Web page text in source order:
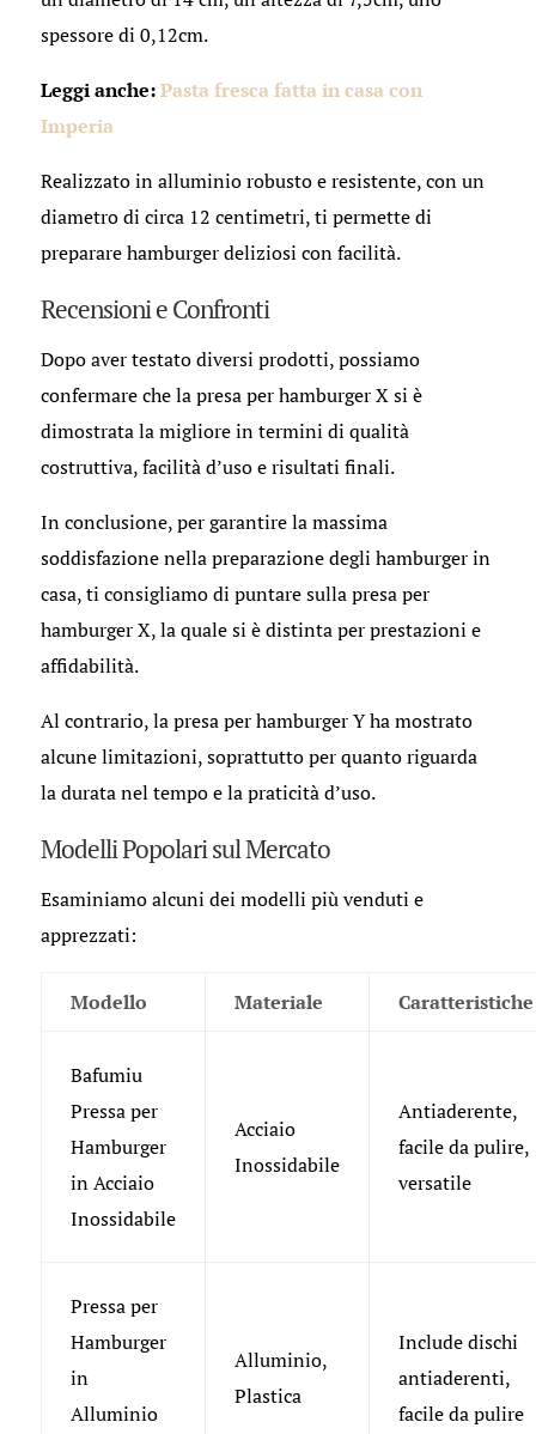
spessore di 0,12cm.
Leggi anche:Pasta fresca fatta in casa con
Imperia
Realizzato in alluminio robusto e resistente, con un
diametro di circa 12 centimetri, ti permette di
preparare hamburger deliziosi con facilità.
Recensioni e Confronti
Dopo aver testato diversi prodotti, possiamo
confermare che la presa per hamburger X si è
dimostrata la migliore in termini di qualità
costruttiva, facilità d’uso e risultati finali.
In conclusione, per garantire la massima
soddisfazione nella preparazione degli hamburger in
casa, ti consigliamo di puntare sulla presa per
hamburger X, la quale si è distinta per prestazioni e
affidabilità.
Al contrario, la presa per hamburger Y ha mostrato
alcune limitazioni, soprattutto per quanto riguarda
la durata nel tempo e la praticità d’uso.
Modelli Popolari sul Mercato
Esaminiamo alcuni dei modelli più venduti e
apprezzati:
Modello Materiale Caratteristiche
Bafumiu
Pressa per
Hamburger
in Acciaio
Inossidabile
Acciaio
Inossidabile
Antiaderente,
facile da pulire,
versatile
Pressa per
Hamburger
in
Alluminio
Alluminio,
Plastica
Include dischi
antiaderenti,
facile da pulire